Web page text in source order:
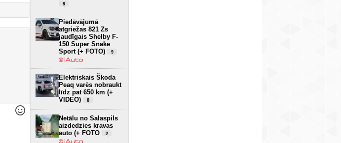
9
Piedāvājumā
atgriežas 821 Zs
jaudīgais Shelby F-
150 Super Snake
Sport (+ FOTO)
9
Elektriskais Škoda
Peaq varēs nobraukt
līdz pat 650 km (+
VIDEO)
8
Netālu no Salaspils
aizdedzies kravas
auto (+ FOTO
2